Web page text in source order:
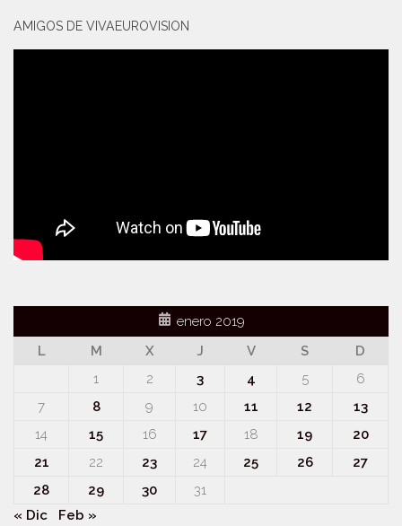
AMIGOS DE VIVAEUROVISION
enero 2019
L
M X J V S
D
1
2 3 4 5
6
7
8 9 10 11 12
13
14
15 16 17 18 19
20
21
22 23 24 25 26
27
28
29 30
31
« Dic
Feb »